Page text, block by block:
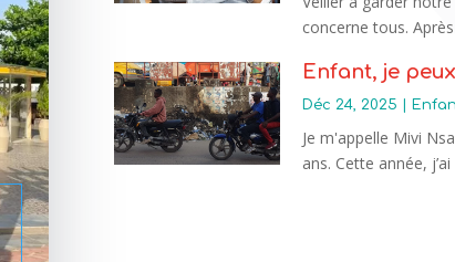
concerne tous.
Enfant, je
Déc 24, 2025 |
Je m'appelle Mivi
ans. Cette année,